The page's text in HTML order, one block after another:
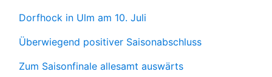
Dorfhock in Ulm am 10. Juli
Überwiegend positiver Saisonabschluss
Zum Saisonfinale allesamt auswärts